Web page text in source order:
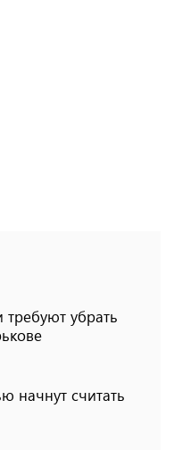
убрать
начнут считать